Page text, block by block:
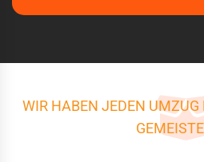
WIR HABEN JEDEN UMZUG